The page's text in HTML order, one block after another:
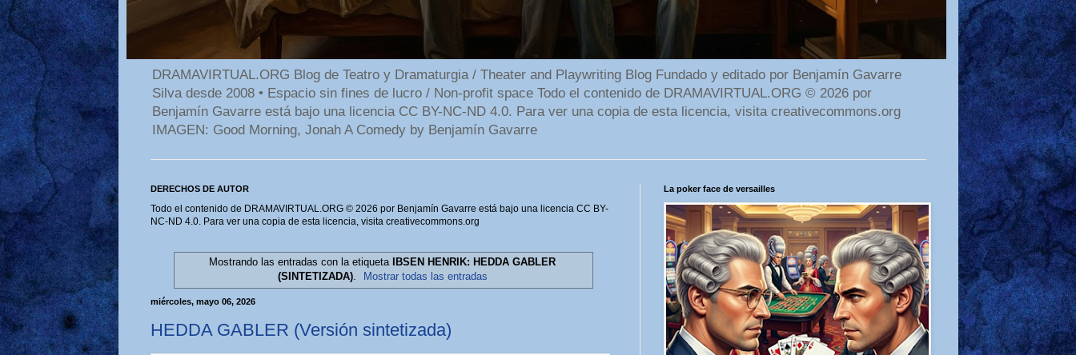
DRAMAVIRTUAL.ORG Blog de Teatro y Dramaturgia / Theater and Playwriting Blog Fundado y editado por Benjamín Gavarre
Silva desde 2008 • Espacio sin fines de lucro / Non-profit space Todo el contenido de DRAMAVIRTUAL.ORG © 2026 por
Benjamín Gavarre está bajo una licencia CC BY-NC-ND 4.0. Para ver una copia de esta licencia, visita creativecommons.org
IMAGEN: Good Morning, Jonah A Comedy by Benjamín Gavarre
DERECHOS DE AUTOR
Todo el contenido de DRAMAVIRTUAL.ORG © 2026 por Benjamín Gavarre está bajo una licencia CC BY-
NC-ND 4.0. Para ver una copia de esta licencia, visita creativecommons.org
Mostrando las entradas con la etiqueta IBSEN HENRIK: HEDDA GABLER
(SINTETIZADA). Mostrar todas las entradas
miércoles, mayo 06, 2026
HEDDA GABLER (Versión sintetizada)
La poker face de versailles